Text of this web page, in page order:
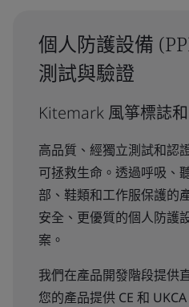
個人防護設備
測試與驗證
Kitemark 風箏標誌和
高品質、經獨立測試和認
可拯救生命。透過呼吸、
部、鞋類和工作服保護的
安全、更優質的個人防護
案。
我們在產品開發階段提供
您的產品提供 CE 和